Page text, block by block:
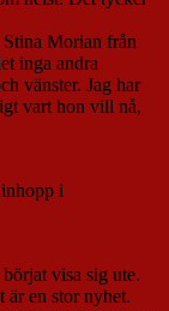
Morian från
inga andra
vänster. Jag har
vart hon vill nå,
i
visa sig ute.
är en stor nyhet.